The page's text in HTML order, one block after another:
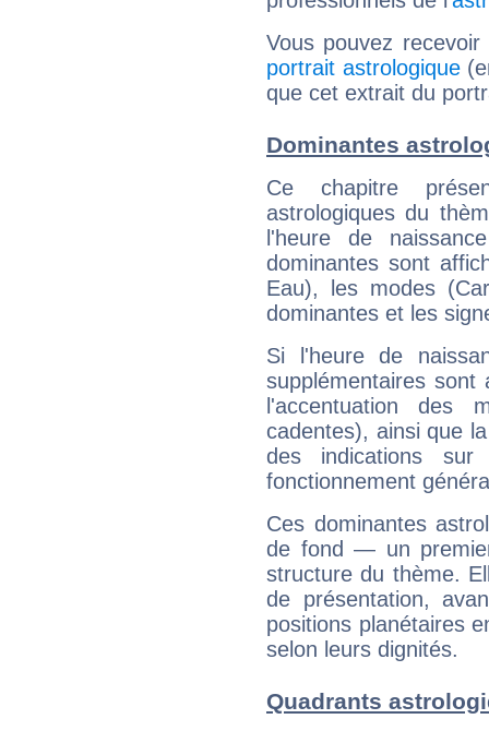
Vous pouvez
portrait astrologique
que cet extrait du
Dominantes
Ce chapitre
astrologiques du
l'heure de
dominantes sont
Eau), les modes
dominantes et les
Si l'heure de
supplémentaires sont
l'accentuation des
cadentes), ainsi que
des indications sur
fonctionnement
Ces dominantes
de fond — un
structure du thème.
de présentation,
positions planétaires
selon leurs dignités.
Quadrants